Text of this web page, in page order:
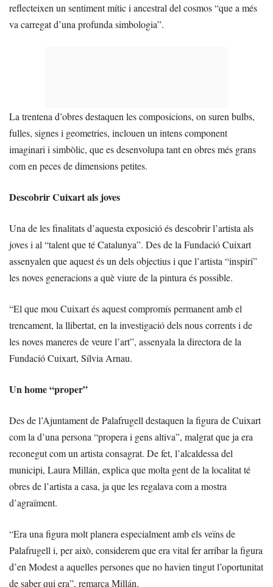
reflecteixen un sentiment mític i ancestral del cosmos “que a més
va carregat d’una profunda simbologia”.
La trentena d’obres destaquen les composicions, on suren bulbs,
fulles, signes i geometries, inclouen un intens component
imaginari i simbòlic, que es desenvolupa tant en obres més grans
com en peces de dimensions petites.
Descobrir Cuixart als joves
Una de les finalitats d’aquesta exposició és descobrir l’artista als
joves i al “talent que té Catalunya”. Des de la Fundació Cuixart
assenyalen que aquest és un dels objectius i que l’artista “inspiri”
les noves generacions a què viure de la pintura és possible.
“El que mou Cuixart és aquest compromís permanent amb el
trencament, la llibertat, en la investigació dels nous corrents i de
les noves maneres de veure l’art”, assenyala la directora de la
Fundació Cuixart, Sílvia Arnau.
Un home “proper”
Des de l’Ajuntament de Palafrugell destaquen la figura de Cuixart
com la d’una persona “propera i gens altiva”, malgrat que ja era
reconegut com un artista consagrat. De fet, l’alcaldessa del
municipi, Laura Millán, explica que molta gent de la localitat té
obres de l’artista a casa, ja que les regalava com a mostra
d’agraïment.
“Era una figura molt planera especialment amb els veïns de
Palafrugell i, per això, considerem que era vital fer arribar la figura
d’en Modest a aquelles persones que no havien tingut l’oportunitat
de saber qui era”, remarca Millán.